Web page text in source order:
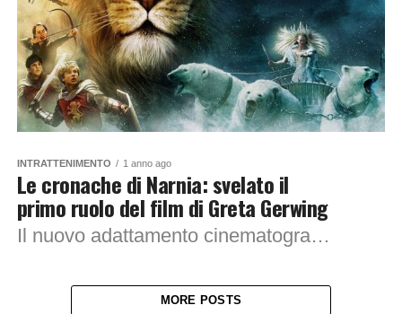
INTRATTENIMENTO 1 anno ago
Le cronache di Narnia: svelato il
primo ruolo del film di Greta Gerwing
Il nuovo adattamento cinematografico scritto e diretto da Greta Gerwing, è tratto dal sesto romanzo della saga: “Il nipote del mago” ed è stato confermato chi...
MORE POSTS